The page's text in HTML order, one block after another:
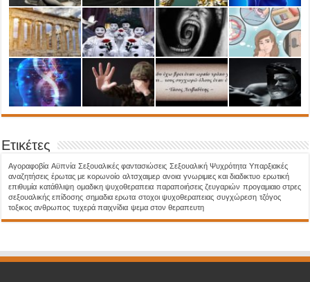
Ετικέτες
Aγοραφοβία Αϋπνία Σεξουαλικές φαντασιώσεις Σεξουαλική Ψυχρότητα Υπαρξιακές
αναζητήσεις έρωτας με κορωνοίο αλτσχαιμερ ανοια γνωριμιες και διαδικτυο ερωτική
επιθυμία κατάθλιψη ομαδικη ψυχοθεραπεια παραποιήσεις ζευγαριών προγαμιαιο στρες
σεξουαλικής επίδοσης σημαδια ερωτα στοχοι ψυχοθεραπειας συγχώρεση τζόγος
τοξικος ανθρωπος τυχερά παιχνίδια ψεμα στον θεραπευτη